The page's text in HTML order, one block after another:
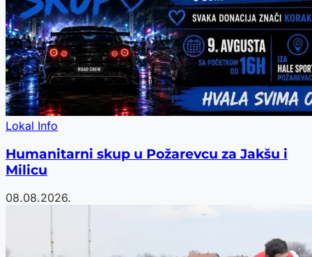
Lokal Info
Humanitarni skup u Požarevcu za Jakšu i
Milicu
08.08.2026.